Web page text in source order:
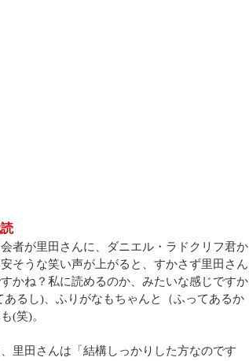
者が里田さんに、ダニエル・ラドクリフ君か
そうな笑い声が上がると、すかさず里田さん
かね？私に読めるのか、みたいな感じですか
るし)、ふりがなもちゃんと（ふってあるか
(笑)。
里田さんは「結構しっかりした方なのです